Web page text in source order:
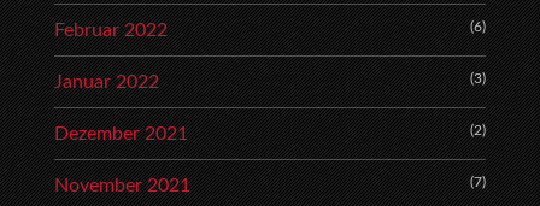
Februar 2022 (6)
Januar 2022 (3)
Dezember 2021 (2)
November 2021 (7)